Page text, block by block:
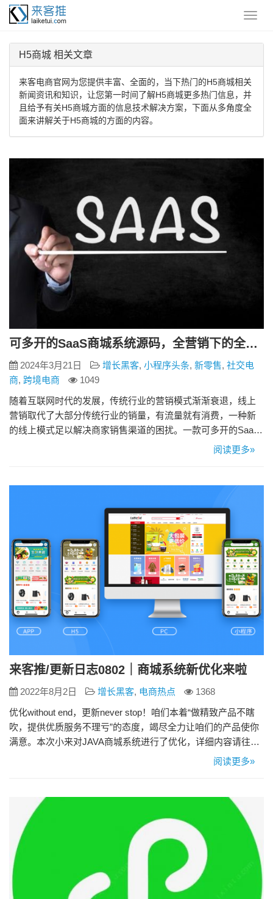
H5商城 相关文章
来客电商官网为您提供丰富、全面的，当下热门的H5商城相关
新闻资讯和知识，让您第一时间了解H5商城更多热门信息，并
且给予有关H5商城方面的信息技术解决方案，下面从多角度全
面来讲解关于H5商城的方面的内容。
可多开的SaaS商城系统源码，全营销下的全新获客模式
2024年3月21日 增长黑客, 小程序头条, 新零售, 社交电
商, 跨境电商
1049
随着互联网时代的发展，传统行业的营销模式渐渐衰退，线上
营销取代了大部分传统行业的销量，有流量就有消费，一种新
的线上模式足以解决商家销售渠道的困扰。一款可多开的SaaS
商城系统源码，可以让商家通过全平台的营销来抓住精准流
源码可二开，可直接部署上线。覆盖了目前主流的端口，比如
阅读更多»
来客推/更新日志0802｜商城系统新优化来啦
2022年8月2日 增长黑客, 电商热点
1368
优化without end，更新never stop！咱们本着“做精致产品不瞎
吹，提供优质服务不理亏”的态度，竭尽全力让咱们的产品使你
满意。本次小来对JAVA商城系统进行了优化，详细内容请往下
看哦。 <来客推（www.laiketui.com）是国内知名商城系统
阅读更多»